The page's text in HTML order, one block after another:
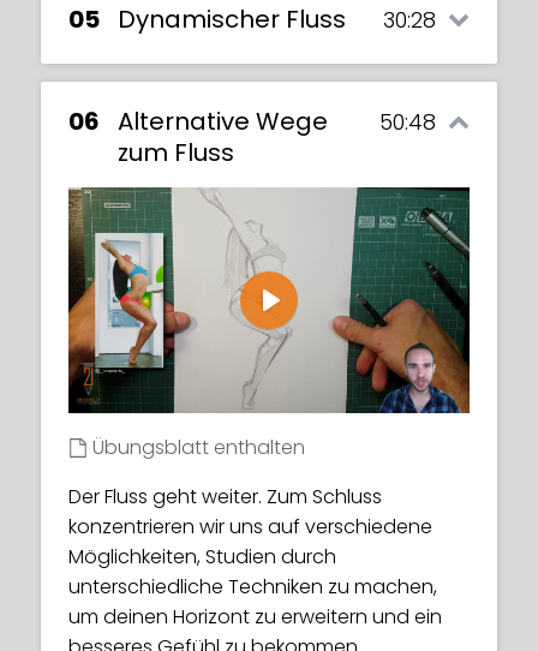
05 Dynamischer Fluss 30:28
Exercise sheet included
The Flow Continues. Now that you are
becoming more familiar with gestures, we
return to flow basics to build our
awareness even further.
06 Alternative Wege
zum Fluss
50:48
Play
Übungsblatt enthalten
Der Fluss geht weiter. Zum Schluss
konzentrieren wir uns auf verschiedene
Möglichkeiten, Studien durch
unterschiedliche Techniken zu machen,
um deinen Horizont zu erweitern und ein